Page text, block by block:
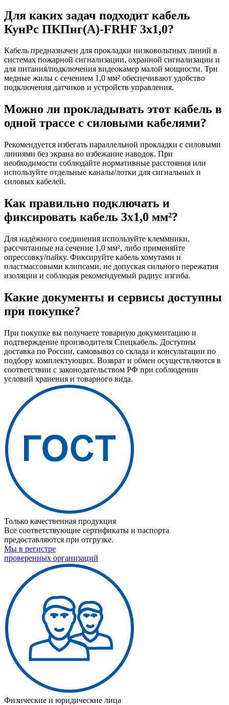
Для каких задач подходит кабель
КунРс ПКПнг(А)-FRHF 3х1,0?
Кабель предназначен для прокладки низковольтных линий в
системах пожарной сигнализации, охранной сигнализации и
для питания/подключения видеокамер малой мощности. Три
медные жилы с сечением 1,0 мм² обеспечивают удобство
подключения датчиков и устройств управления.
Можно ли прокладывать этот кабель в
одной трассе с силовыми кабелями?
Рекомендуется избегать параллельной прокладки с силовыми
линиями без экрана во избежание наводок. При
необходимости соблюдайте нормативные расстояния или
используйте отдельные каналы/лотки для сигнальных и
силовых кабелей.
Как правильно подключать и
фиксировать кабель 3х1,0 мм²?
Для надёжного соединения используйте клеммники,
рассчитанные на сечение 1,0 мм², либо применяйте
опрессовку/пайку. Фиксируйте кабель хомутами и
пластмассовыми клипсами, не допуская сильного пережатия
изоляции и соблюдая рекомендуемый радиус изгиба.
Какие документы и сервисы доступны
при покупке?
При покупке вы получаете товарную документацию и
подтверждение производителя Спецкабель. Доступны
доставка по России, самовывоз со склада и консультации по
подбору комплектующих. Возврат и обмен осуществляются в
соответствии с законодательством РФ при соблюдении
условий хранения и товарного вида.
Только качественная продукция
Все соответствующие сертификаты и паспорта
предоставляются при отгрузке.
Мы в регистре
проверенных организаций
Физические и юридические лица